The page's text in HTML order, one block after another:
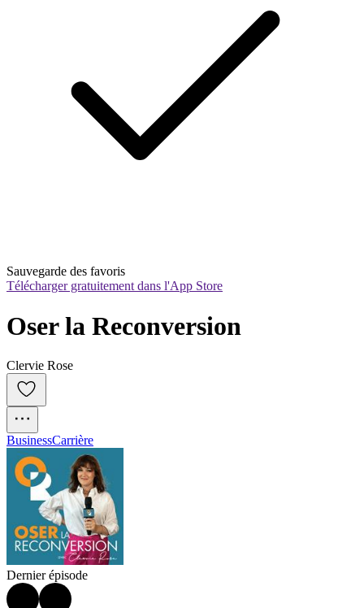
Sauvegarde des favoris
Télécharger gratuitement dans l'App Store
Oser la Reconversion
Clervie Rose
BusinessCarrière
Dernier épisode